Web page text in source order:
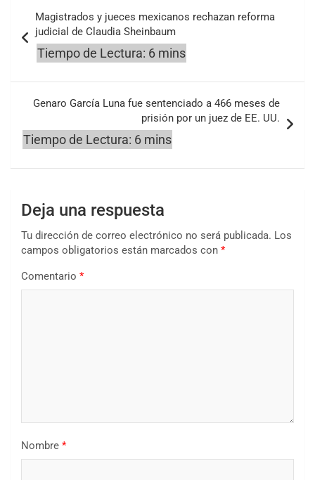
de
entradas
Magistrados y jueces mexicanos rechazan reforma
judicial de Claudia Sheinbaum
Genaro García Luna fue sentenciado a 466 meses de
prisión por un juez de EE. UU.
Deja una respuesta
Tu dirección de correo electrónico no será publicada. Los
campos obligatorios están marcados con *
Comentario *
Nombre *